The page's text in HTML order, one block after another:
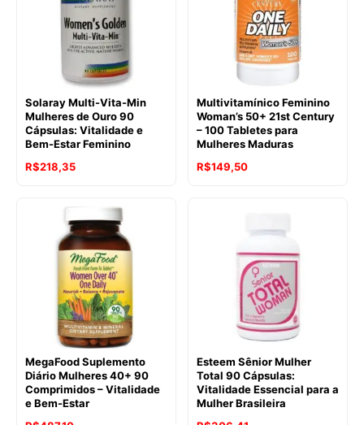
Solaray Multi-Vita-Min
Mulheres de Ouro 90
Cápsulas: Vitalidade e
Bem-Estar Feminino
R$218,35
Multivitamínico Feminino
Woman’s 50+ 21st Century
– 100 Tabletes para
Mulheres Maduras
R$149,50
MegaFood Suplemento
Diário Mulheres 40+ 90
Comprimidos – Vitalidade
e Bem-Estar
Esteem Sênior Mulher
Total 90 Cápsulas:
Vitalidade Essencial para a
Mulher Brasileira